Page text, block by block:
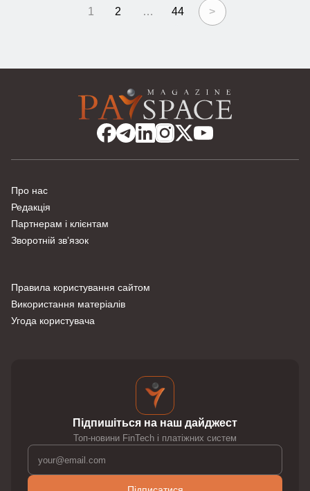
1 2 … 44 >
Про нас
Редакція
Партнерам і клієнтам
Зворотній зв’язок
Правила користування сайтом
Використання матеріалів
Угода користувача
Підпишіться на наш дайджест
Топ-новини FinTech і платіжних систем